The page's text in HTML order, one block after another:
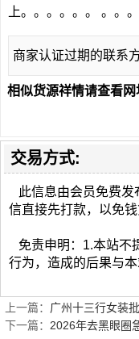
上。。。。。。 。。
商家认证过期的联系
相似货源祥情请查看网
交易方式:
此信息由会员免费发
信直接先打款，以免钱
免责申明：1.本站不
行为，造成的后果与
上一篇： 广州十三行女装
下一篇： 2026年去黑眼圈